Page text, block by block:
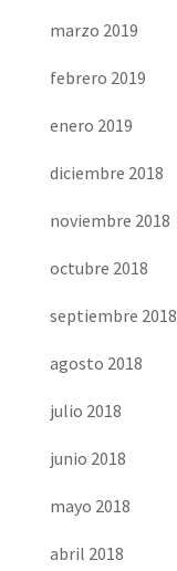
marzo 2019
febrero 2019
enero 2019
diciembre 2018
noviembre 2018
octubre 2018
septiembre 2018
agosto 2018
julio 2018
junio 2018
mayo 2018
abril 2018